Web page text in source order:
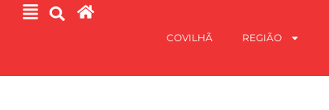
COVILHÃ REGIÃO